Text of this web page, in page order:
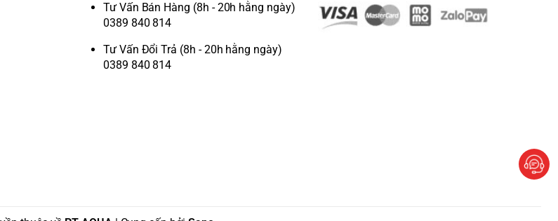
Tư Vấn Bán Hàng (8h - 20h hằng ngày)
0389 840 814
Tư Vấn Đổi Trả (8h - 20h hằng ngày)
0389 840 814